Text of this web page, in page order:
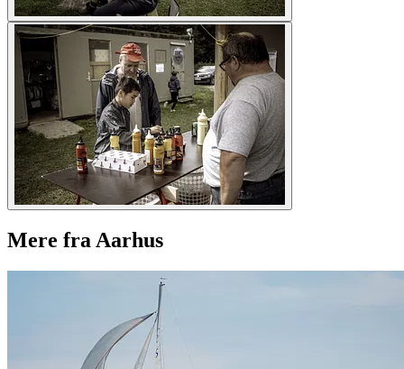
Mere fra Aarhus